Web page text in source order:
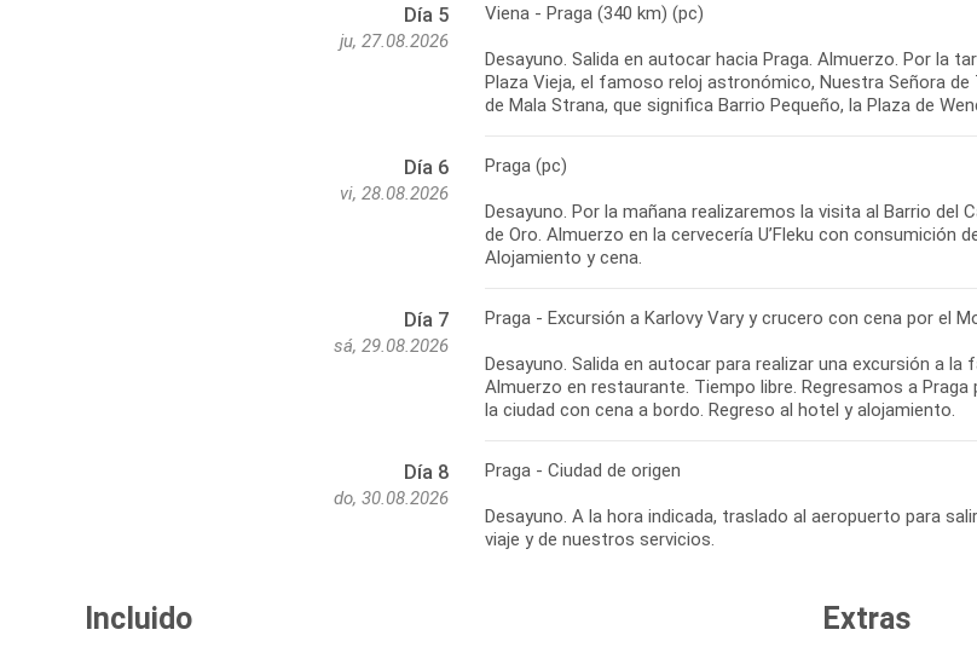
Día 5
ju, 27.08.2026
Viena - Praga (340 km) (pc)
Desayuno. Salida en autocar hacia Praga. Almuerzo. Por la
Plaza Vieja, el famoso reloj astronómico, Nuestra Señora
de Mala Strana, que significa Barrio Pequeño, la Plaza de
Día 6
vi, 28.08.2026
Praga (pc)
Desayuno. Por la mañana realizaremos la visita al Barrio del
de Oro. Almuerzo en la cervecería U’Fleku con consumición
Alojamiento y cena.
Día 7
sá, 29.08.2026
Praga - Excursión a Karlovy Vary y crucero con cena por el
Desayuno. Salida en autocar para realizar una excursión a
Almuerzo en restaurante. Tiempo libre. Regresamos a
la ciudad con cena a bordo. Regreso al hotel y alojamiento.
Día 8
do, 30.08.2026
Praga - Ciudad de origen
Desayuno. A la hora indicada, traslado al aeropuerto para
viaje y de nuestros servicios.
Incluido Extras